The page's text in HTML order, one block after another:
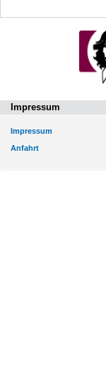
Impressum
Impressum
Anfahrt